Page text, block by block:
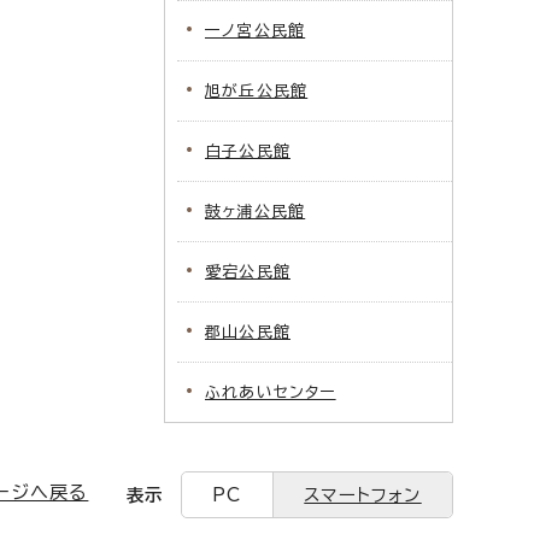
一ノ宮公民館
旭が丘公民館
白子公民館
鼓ヶ浦公民館
愛宕公民館
郡山公民館
ふれあいセンター
ジへ戻る 表示 PC スマートフォン